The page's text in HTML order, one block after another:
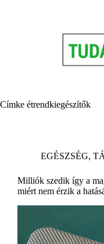
Címke étrendkiegészítők
EGÉSZSÉG,
Milliók szedik így a
miért nem érzik a